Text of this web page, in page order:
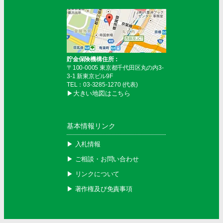
貯金保険機構住所：
〒100-0005 東京都千代田区丸の内3-
3-1 新東京ビル9F
TEL：03-3285-1270 (代表)
▶︎大きい地図はこちら
基本情報リンク
▶︎ 入札情報
▶︎ ご相談・お問い合わせ
▶︎ リンクについて
▶︎ 著作権及び免責事項